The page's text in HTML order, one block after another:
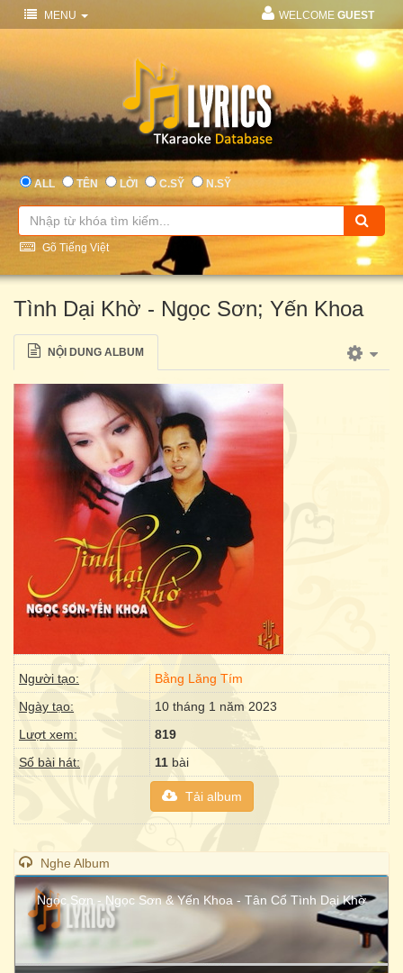
MENU WELCOME GUEST
ALL TÊN LỜI C.SỸ N.SỸ
Gõ Tiếng Việt
Tình Dại Khờ - Ngọc Sơn; Yến Khoa
NỘI DUNG ALBUM
Người tạo:
Bằng Lăng Tím
Ngày tạo:
10 tháng 1 năm 2023
Lượt xem:
819
Số bài hát:
11 bài
Tải album
Nghe Album
Ngọc Sơn - Ngọc Sơn & Yến Khoa - Tân Cổ Tình Dại Khờ